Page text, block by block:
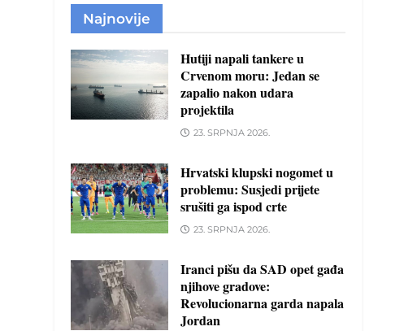
Najnovije
Hutiji napali tankere u
Crvenom moru: Jedan se
zapalio nakon udara
projektila
23. SRPNJA 2026.
Hrvatski klupski nogomet u
problemu: Susjedi prijete
srušiti ga ispod crte
23. SRPNJA 2026.
Iranci pišu da SAD opet gađa
njihove gradove:
Revolucionarna garda napala
Jordan